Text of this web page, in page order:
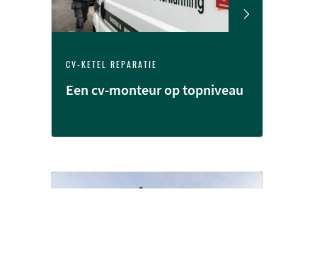
CV-KETEL REPARATIE
Een cv-monteur op topniveau